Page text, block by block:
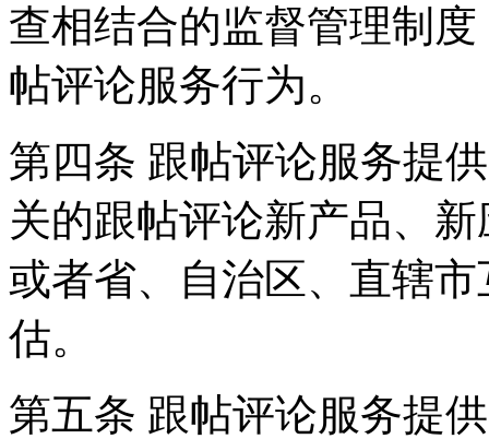
查相结合的监督管理制
帖评论服务行为。
第四条 跟帖评论服务提
关的跟帖评论新产品、
或者省、自治区、直辖
估。
第五条 跟帖评论服务提